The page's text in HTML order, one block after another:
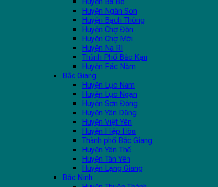
Huyện Ngân Sơn
Huyện Bạch Thông
Huyện Chợ Đồn
Huyện Chợ Mới
Huyện Na Rì
Thành Phố Bắc Kạn
Huyện Pác Nặm
Bắc Giang
Huyện Lục Nam
Huyện Lục Ngạn
Huyện Sơn Động
Huyện Yên Dũng
Huyện Việt Yên
Huyện Hiệp Hòa
Thành phố Bắc Giang
Huyện Yên Thế
Huyện Tân Yên
Huyện Lạng Giang
Bắc Ninh